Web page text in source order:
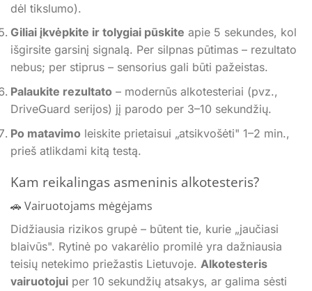
dėl tikslumo).
Giliai įkvėpkite ir tolygiai pūskite apie 5 sekundes, kol
išgirsite garsinį signalą. Per silpnas pūtimas – rezultato
nebus; per stiprus – sensorius gali būti pažeistas.
Palaukite rezultato – modernūs alkotesteriai (pvz.,
DriveGuard serijos) jį parodo per 3–10 sekundžių.
Po matavimo leiskite prietaisui „atsikvošėti" 1–2 min.,
prieš atlikdami kitą testą.
Kam reikalingas asmeninis alkotesteris?
🚗 Vairuotojams mėgėjams
Didžiausia rizikos grupė – būtent tie, kurie „jaučiasi
blaivūs". Rytinė po vakarėlio promilė yra dažniausia
teisių netekimo priežastis Lietuvoje. Alkotesteris
vairuotojui per 10 sekundžių atsakys, ar galima sėsti